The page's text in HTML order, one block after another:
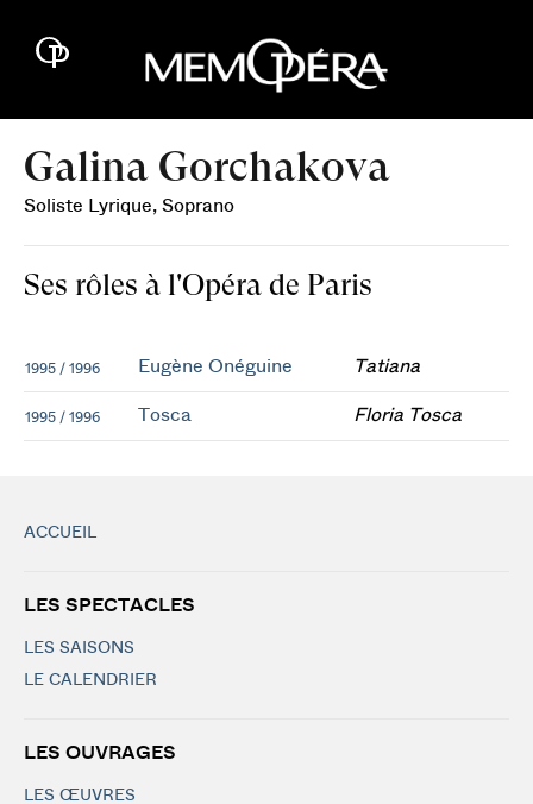
Galina Gorchakova
Soliste Lyrique, Soprano
Ses rôles à l'Opéra de Paris
1995 / 1996 Eugène Onéguine Tatiana
1995 / 1996 Tosca Floria Tosca
ACCUEIL
LES SPECTACLES
LES SAISONS
LE CALENDRIER
LES OUVRAGES
LES ŒUVRES